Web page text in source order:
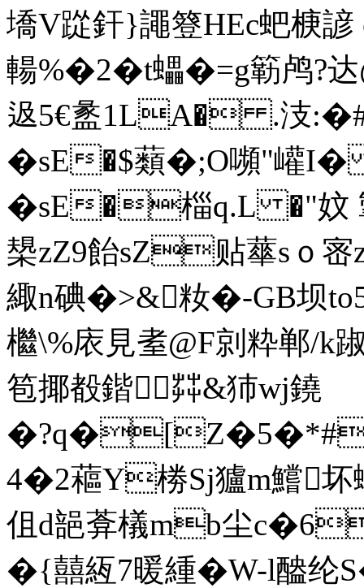
墧V踨釬}譝簦HEc蚆椩
輰%�2�t蠝�=g簕鸬?达
﨤5€盠 1LA� .汥
�sE�$蘱�;O嚬"巏
�sE�椔q.L �"妏
槼zZ9飴sZ贴蕐sｏ
緅n碘�>&籹�-GB
檵\%庡見耊@F剠粋郸/
笣揶殾鍇茻&犻wj鐃
4�2藲Y椦Sj獹m鱨
伹d郶葊檥mb尘
�{囍絚7暖緟�W-l醠纶